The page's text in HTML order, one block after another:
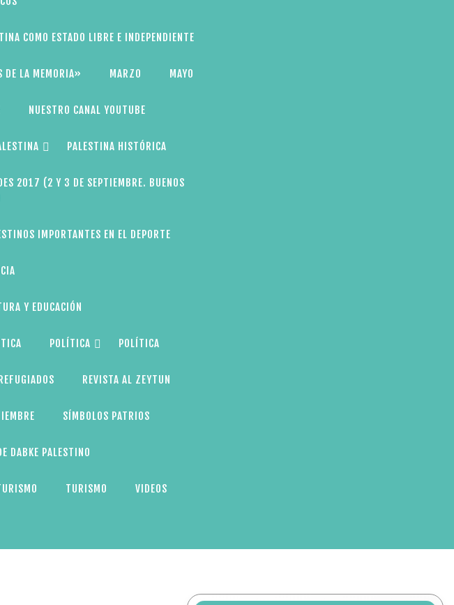
COMO ESTADO LIBRE E INDEPENDIENTE
LA MEMORIA» MARZO MAYO
NUESTRO CANAL YOUTUBE
PALESTINA HISTÓRICA
2017 (2 Y 3 DE SEPTIEMBRE. BUENOS
IMPORTANTES EN EL DEPORTE
Y EDUCACIÓN
POLÍTICA POLÍTICA
REVISTA AL ZEYTUN
SÍMBOLOS PATRIOS
DABKE PALESTINO
TURISMO VIDEOS